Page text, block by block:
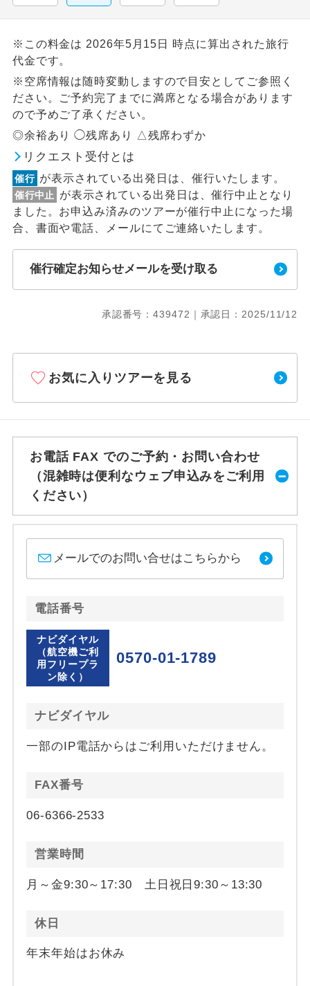
※この料金は 2026年5月15日 時点に算出された旅行
代金です。
※空席情報は随時変動しますので目安としてご参照く
ださい。ご予約完了までに満席となる場合があります
ので予めご了承ください。
◎余裕あり ◯残席あり △残席わずか
リクエスト受付とは
催行 が表示されている出発日は、催行いたします。
催行中止
が表示されている出発日は、催行中止となり
ました。お申込み済みのツアーが催行中止になった場
合、書面や電話、メールにてご連絡いたします。
催行確定お知らせメールを受け取る
承認番号：439472｜承認日：2025/11/12
お気に入りツアーを見る
お電話 FAX でのご予約・お問い合わせ
（混雑時は便利なウェブ申込みをご利用
ください）
メールでのお問い合せはこちらから
電話番号
ナビダイヤル
（航空機ご利
用フリープラ
ン除く）
0570-01-1789
ナビダイヤル
一部のIP電話からはご利用いただけません。
FAX番号
06-6366-2533
営業時間
月～金9:30～17:30 土日祝日9:30～13:30
休日
年末年始はお休み